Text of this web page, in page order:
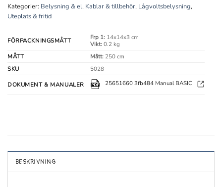
Kategorier: Belysning & el, Kablar & tillbehör, Lågvoltsbelysning,
Uteplats & fritid
FÖRPACKNINGSMÅTT Frp 1:14x14x3 cm
Vikt:0.2 kg
MÅTT
Mått:250 cm
SKU
5028
DOKUMENT & MANUALER
25651660 3fb484 Manual BASIC
BESKRIVNING